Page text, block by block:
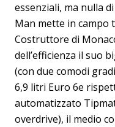
essenziali, ma nulla
Man mette in campo
Costruttore di
dell’efficienza il suo
(con due comodi
6,9 litri Euro 6e
automatizzato
overdrive), il medio